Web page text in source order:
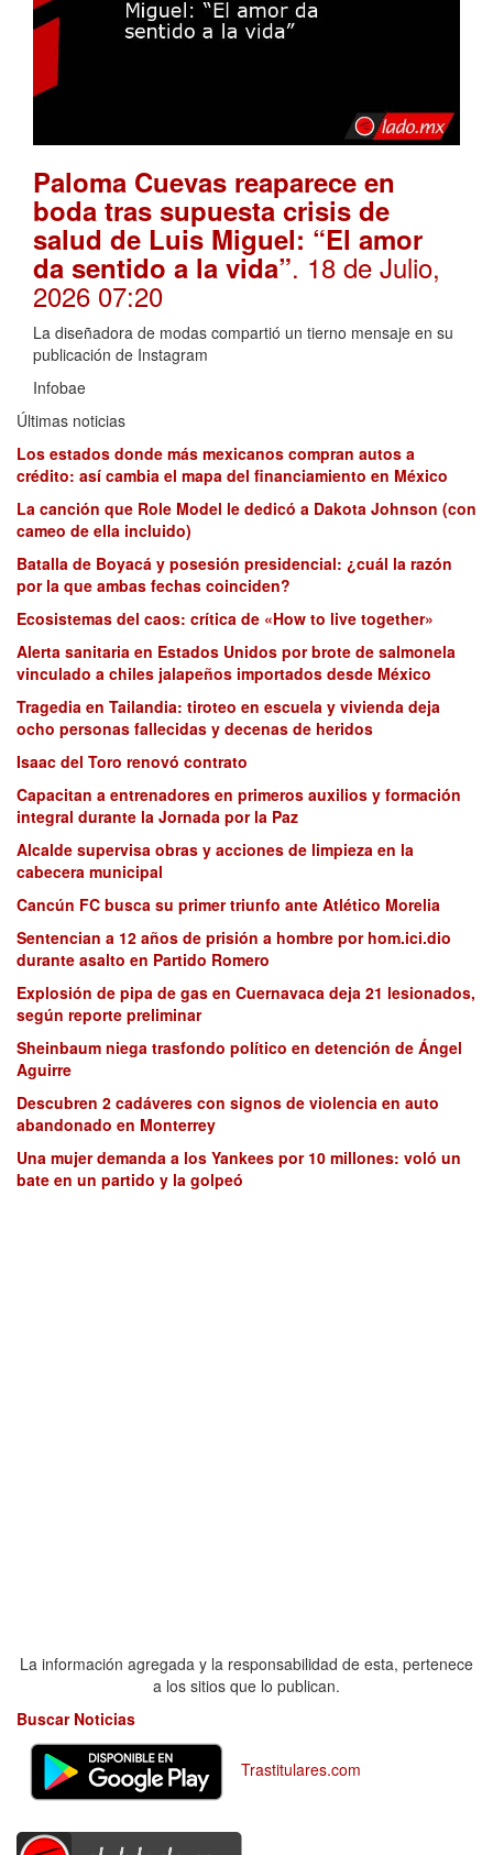
Paloma Cuevas reaparece en
boda tras supuesta crisis de
salud de Luis Miguel: “El amor
da sentido a la vida”. 18 de Julio,
2026 07:20
La diseñadora de modas compartió un tierno mensaje en su
publicación de Instagram
Infobae
Últimas noticias
Los estados donde más mexicanos compran autos a
crédito: así cambia el mapa del financiamiento en México
La canción que Role Model le dedicó a Dakota Johnson (con
cameo de ella incluido)
Batalla de Boyacá y posesión presidencial: ¿cuál la razón
por la que ambas fechas coinciden?
Ecosistemas del caos: crítica de «How to live together»
Alerta sanitaria en Estados Unidos por brote de salmonela
vinculado a chiles jalapeños importados desde México
Tragedia en Tailandia: tiroteo en escuela y vivienda deja
ocho personas fallecidas y decenas de heridos
Isaac del Toro renovó contrato
Capacitan a entrenadores en primeros auxilios y formación
integral durante la Jornada por la Paz
Alcalde supervisa obras y acciones de limpieza en la
cabecera municipal
Cancún FC busca su primer triunfo ante Atlético Morelia
Sentencian a 12 años de prisión a hombre por hom.ici.dio
durante asalto en Partido Romero
Explosión de pipa de gas en Cuernavaca deja 21 lesionados,
según reporte preliminar
Sheinbaum niega trasfondo político en detención de Ángel
Aguirre
Descubren 2 cadáveres con signos de violencia en auto
abandonado en Monterrey
Una mujer demanda a los Yankees por 10 millones: voló un
bate en un partido y la golpeó
La información agregada y la responsabilidad de esta, pertenece
a los sitios que lo publican.
Buscar Noticias
Trastitulares.com